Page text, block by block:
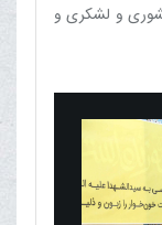
و لشکری و